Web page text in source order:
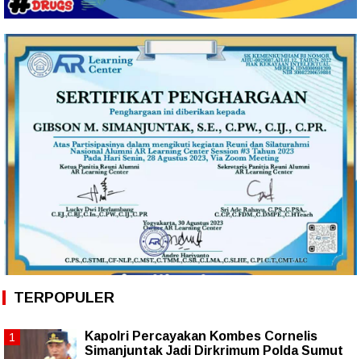
TERPOPULER
Kapolri Percayakan Kombes Cornelis
Simanjuntak Jadi Dirkrimum Polda Sumut